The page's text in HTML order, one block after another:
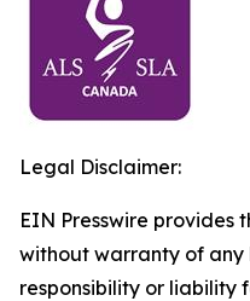
Legal Disclaimer:
EIN Presswire provides
without warranty of any
responsibility or liability